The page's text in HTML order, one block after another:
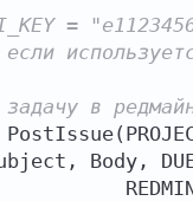
=
в
Body,